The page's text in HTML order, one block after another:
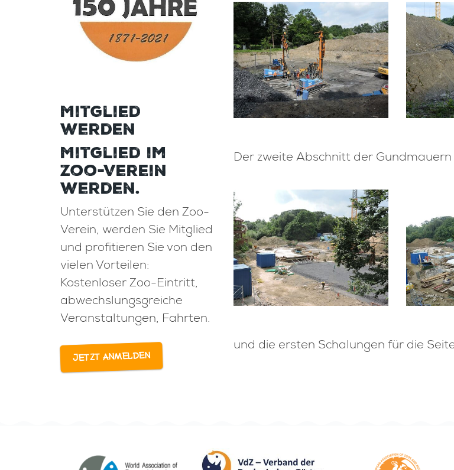
Der zweite Abschnitt der
und die ersten Schalungen für die
Mitglied
werden
Mitglied im
Zoo-Verein
werden.
Unterstützen Sie den Zoo-
Verein, werden Sie Mitglied
und profitieren Sie von den
vielen Vorteilen:
Kostenloser Zoo-Eintritt,
abwechslungsgreiche
Veranstaltungen, Fahrten.
Jetzt anmelden